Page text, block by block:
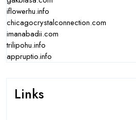
iflowerhu.info
chicagocrystalconnection.com
imanabadii.com
trilipohu.info
appruptio.info
Links